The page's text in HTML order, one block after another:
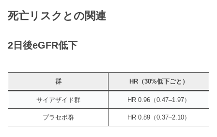
死亡リスクとの関連
2日後eGFR低下
群 HR（30%低下ごと）
サイアザイド群 HR 0.96（0.47–1.97）
プラセボ群 HR 0.89（0.37–2.10）